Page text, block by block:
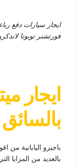
ايجار سيارات دفع
فورتشنر تويوتا
ايجار
بالسائق
باجيرو اليابانية من
بالعديد من المزايا